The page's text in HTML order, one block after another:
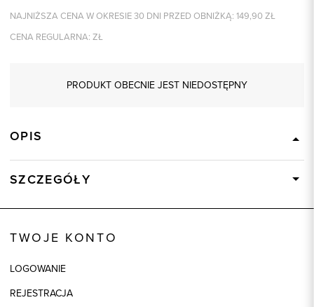
NAJNIŻSZA CENA W OKRESIE 30 DNI PRZED OBNIŻKĄ: 149,90 ZŁ
CENA REGULARNA: ZŁ
PRODUKT OBECNIE JEST NIEDOSTĘPNY
OPIS
SZCZEGÓŁY
Kolor
Model
TWOJE KONTO
LOGOWANIE
REJESTRACJA